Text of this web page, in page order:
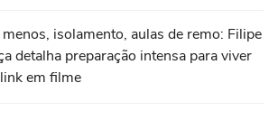
isolamento, aulas de remo: Filipe
detalha preparação intensa para viver
em filme